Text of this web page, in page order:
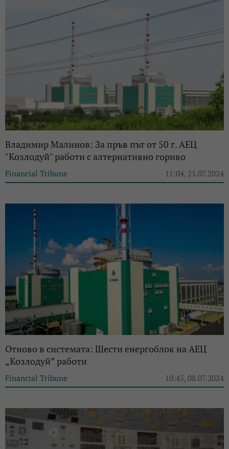
Владимир Малинов: За пръв път от 50 г. АЕЦ
"Козлодуй" работи с алтернативно гориво
Financial Tribune 11:04, 25.07.2024
Отново в системата: Шести енергоблок на АЕЦ
„Козлодуй” работи
Financial Tribune 10:45, 08.07.2024